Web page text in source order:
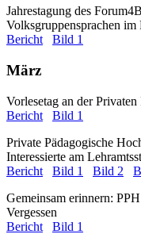
Jahrestagung des
Volksgruppensprachen im
Bericht
Bild 1
März
Vorlesetag an der
Bericht
Bild 1
Private Pädagogische
Interessierte am
Bericht
Bild 1 Bild 2
Gemeinsam erinnern:
Vergessen
Bericht
Bild 1